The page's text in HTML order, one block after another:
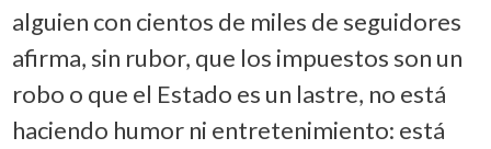
alguien con cientos de miles de seguidores
afirma, sin rubor, que los impuestos son un
robo o que el Estado es un lastre, no está
haciendo humor ni entretenimiento: está